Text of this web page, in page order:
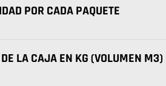
POR CADA PAQUETE
LA CAJA EN KG (VOLUMEN M3)